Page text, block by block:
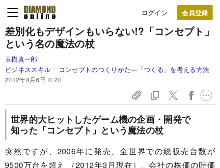
ログイン
差別化もデザインもいらない!? 「コンセプト」
という名の魔法の杖
玉樹真一郎
ビジネススキル
コンセプトのつくりかた―「つくる」を考える方法
2012年8月6日 0:20
世界的大ヒットしたゲーム機の企画・開発で
知った「コンセプト」という魔法の杖
突然ですが、2006年に発売、全世界での総販売台数が
9500万台を超え （2012年3月現在）、会社の株価の時価